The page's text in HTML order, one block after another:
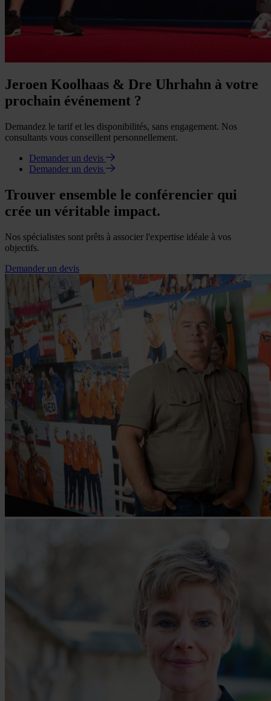
Jeroen Koolhaas & Dre Uhrhahn à votre
prochain événement ?
Demandez le tarif et les disponibilités, sans engagement. Nos
consultants vous conseillent personnellement.
Demander un devis
Demander un devis
Trouver ensemble le conférencier qui
crée un véritable impact.
Nos spécialistes sont prêts à associer l'expertise idéale à vos
objectifs.
Demander un devis